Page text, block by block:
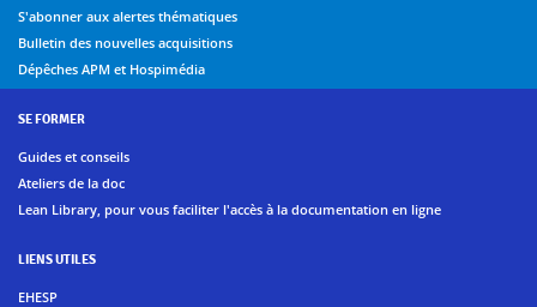
S'abonner aux alertes thématiques
Bulletin des nouvelles acquisitions
Dépêches APM et Hospimédia
SE FORMER
Guides et conseils
Ateliers de la doc
Lean Library, pour vous faciliter l'accès à la documentation en ligne
LIENS UTILES
EHESP